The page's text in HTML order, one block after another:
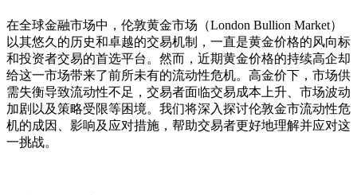
在全球金融市场中，伦敦黄金市场（London Bullion Market）
以其悠久的历史和卓越的交易机制，一直是黄金价格的风向标
和投资者交易的首选平台。然而，近期黄金价格的持续高企却
给这一市场带来了前所未有的流动性危机。高金价下，市场供
需失衡导致流动性不足，交易者面临交易成本上升、市场波动
加剧以及策略受限等困境。我们将深入探讨伦敦金市流动性危
机的成因、影响及应对措施，帮助交易者更好地理解并应对这
一挑战。